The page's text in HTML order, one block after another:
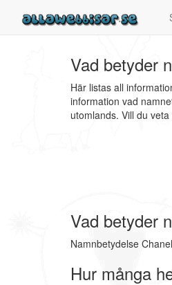
Vad betyder
Här listas all
information vad
utomlands. Vill du
Vad betyder
Namnbetydelse
Hur många